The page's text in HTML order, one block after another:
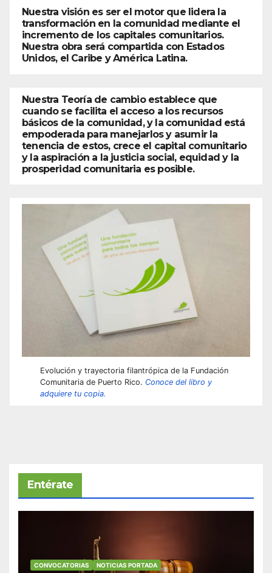
Nuestra visión es ser el motor que lidera la
transformación en la comunidad mediante el
incremento de los capitales comunitarios.
Nuestra obra será compartida con Estados
Unidos, el Caribe y América Latina.
Nuestra Teoría de cambio establece que
cuando se facilita el acceso a los recursos
básicos de la comunidad, y la comunidad está
empoderada para manejarlos y asumir la
tenencia de estos, crece el capital comunitario
y la aspiración a la justicia social, equidad y la
prosperidad comunitaria es posible.
Evolución y trayectoria filantrópica de la Fundación
Comunitaria de Puerto Rico. Conoce del libro y
adquiere tu copia.
Entérate
CONVOCATORIAS NOTICIAS PORTADA